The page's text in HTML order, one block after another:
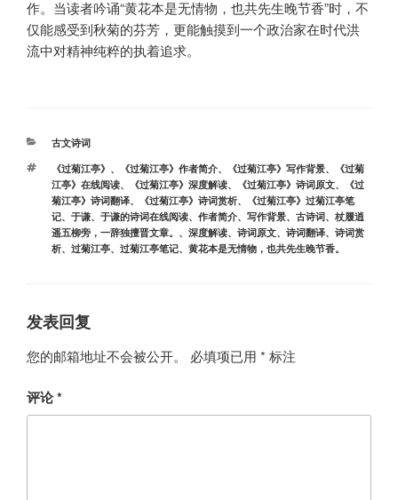
作。当读者吟诵“黄花本是无情物，也共先生晚节香”时，不
仅能感受到秋菊的芬芳，更能触摸到一个政治家在时代洪
流中对精神纯粹的执着追求。
分
古文诗词
标
签
《过菊江亭》 、 《过菊江亭》作者简介、 《过菊江亭》写作背景、
《过菊
江亭》在线阅读、 《过菊江亭》深度解读、 《过菊江亭》诗词原文、
《过
菊江亭》诗词翻译、 《过菊江亭》诗词赏析、
《过菊江亭》过菊江亭笔
记、 于谦、 于谦的诗词在线阅读、 作者简介、 写作背景、 古诗词、 杖履逍
遥五柳旁，一辞独擅晋文章。 、 深度解读、 诗词原文、 诗词翻译、 诗词赏
析、 过菊江亭、 过菊江亭笔记、 黄花本是无情物，也共先生晚节香。
发表回复
您的邮箱地址不会被公开。 必填项已用 * 标注
评论*